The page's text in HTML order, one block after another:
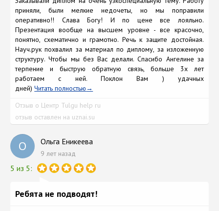
приняли, были мелкие недочеты, но мы поправили
оперативно!! Слава Богу! И по цене все лояльно.
Презентация вообще на высшем уровне - все красочно,
понятно, схематично и грамотно. Речь к защите достойная.
Науч.рук похвалил за материал по диплому, за изложенную
структуру. Чтобы мы без Вас делали. Спасибо Ангелине за
терпение и быструю обратную связь, больше 3х лет
работаем с ней. Поклон Вам ) удачных
дней)Читать полностью
Отзыв о Центр Tulgu help ru
отзыв оставлен на uznai.su
О Ольга Еникеева
9 лет назад
5 из 5:
Ребята не подводят!